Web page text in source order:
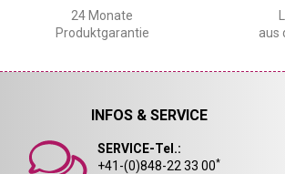
24 Monate
Produktgarantie
aus
INFOS & SERVICE
SERVICE-Tel.:
+41-(0)848-22 33 00*